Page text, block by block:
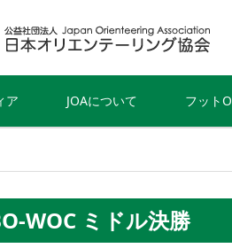
ア JOAについて フットO
WOC ミドル決勝